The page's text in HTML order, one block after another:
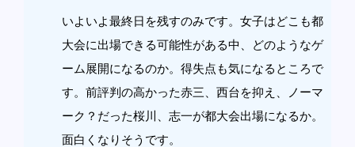
いよいよ最終日を残すのみです。女子はどこも都
大会に出場できる可能性がある中、どのようなゲ
ーム展開になるのか。得失点も気になるところで
す。前評判の高かった赤三、西台を抑え、ノーマ
ーク？だった桜川、志一が都大会出場になるか。
面白くなりそうです。